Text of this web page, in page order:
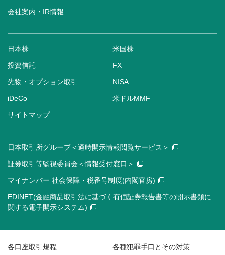
会社案内・IR情報
日本株 米国株
投資信託 FX
先物・オプション取引 NISA
iDeCo 米ドルMMF
サイトマップ
日本取引所グループ＜適時開示情報閲覧サービス＞
証券取引等監視委員会＜情報受付窓口＞
マイナンバー 社会保障・税番号制度(内閣官房)
EDINET(金融商品取引法に基づく有価証券報告書等の開示書類に
関する電子開示システム)
各口座取引規程 各種犯罪手口とその対策